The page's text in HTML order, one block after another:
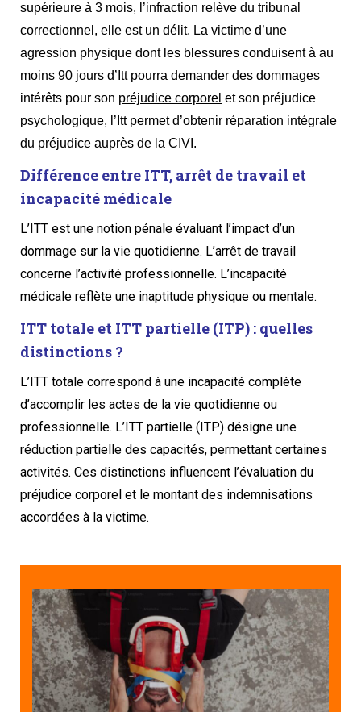
supérieure à 3 mois, l’infraction relève du tribunal
correctionnel, elle est un délit. La victime d’une
agression physique dont les blessures conduisent à au
moins 90 jours d’Itt pourra demander des dommages
intérêts pour son préjudice corporel et son préjudice
psychologique, l’Itt permet d’obtenir réparation intégrale
du préjudice auprès de la CIVI.
Différence entre ITT, arrêt de travail et
incapacité médicale
L’ITT est une notion pénale évaluant l’impact d’un
dommage sur la vie quotidienne. L’arrêt de travail
concerne l’activité professionnelle. L’incapacité
médicale reflète une inaptitude physique ou mentale.
ITT totale et ITT partielle (ITP) : quelles
distinctions ?
L’ITT totale correspond à une incapacité complète
d’accomplir les actes de la vie quotidienne ou
professionnelle. L’ITT partielle (ITP) désigne une
réduction partielle des capacités, permettant certaines
activités. Ces distinctions influencent l’évaluation du
préjudice corporel et le montant des indemnisations
accordées à la victime.